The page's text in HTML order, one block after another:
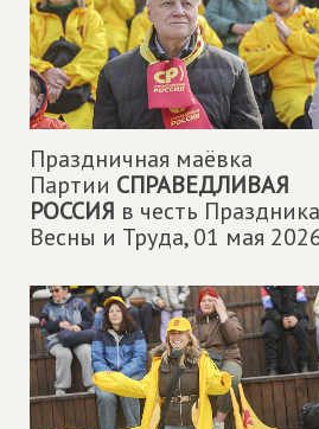
Праздничная маëвка
Партии СПРАВЕДЛИВАЯ
РОССИЯ в честь Праздника
Весны и Труда,01 мая